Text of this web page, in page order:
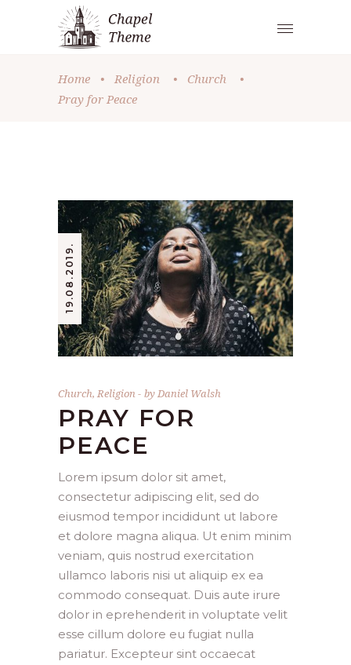
Home • Religion • Church
•
Pray for Peace
19.08.2019.
Church, Religion byDaniel Walsh
PRAY FOR
PEACE
Lorem ipsum dolor sit amet,
consectetur adipiscing elit, sed do
eiusmod tempor incididunt ut labore
et dolore magna aliqua. Ut enim minim
veniam, quis nostrud exercitation
ullamco laboris nisi ut aliquip ex ea
commodo consequat. Duis aute irure
dolor in eprehenderit in voluptate velit
esse cillum dolore eu fugiat nulla
pariatur. Excepteur sint occaecat